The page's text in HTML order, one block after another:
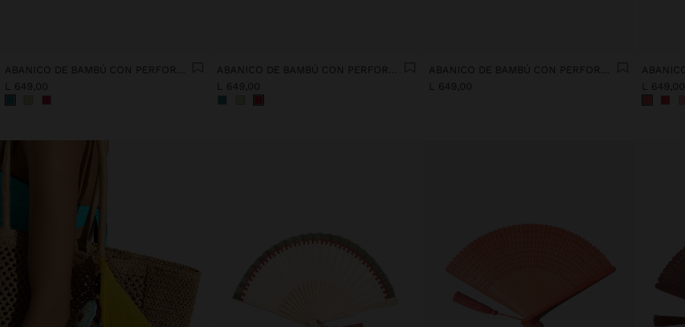
ABANICO DE BAMBÚ CON PERFORACIONES
L 649,00
ABANICO DE BAMBÚ CON PERFORACIONES
L 649,00
ABANICO DE BAMBÚ CON PERFORACIONES
L 649,00
L 649,00